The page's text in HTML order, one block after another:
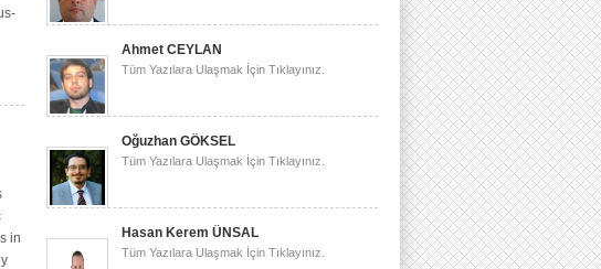
in
Ahmet CEYLAN
Tüm Yazılara Ulaşmak İçin Tıklayınız.
Oğuzhan GÖKSEL
Tüm Yazılara Ulaşmak İçin Tıklayınız.
Hasan Kerem ÜNSAL
Tüm Yazılara Ulaşmak İçin Tıklayınız.